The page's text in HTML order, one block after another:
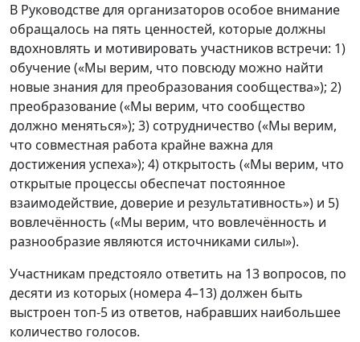
В Руководстве для организаторов особое внимание
обращалось на пять ценностей, которые должны
вдохновлять и мотивировать участников встречи: 1)
обучение («Мы верим, что повсюду можно найти
новые знания для преобразования сообщества»); 2)
преобразование («Мы верим, что сообщество
должно меняться»); 3) сотрудничество («Мы верим,
что совместная работа крайне важна для
достижения успеха»); 4) открытость («Мы верим, что
открытые процессы обеспечат постоянное
взаимодействие, доверие и результативность») и 5)
вовлечённость («Мы верим, что вовлечённость и
разнообразие являются источниками силы»).
Участникам предстояло ответить на 13 вопросов, по
десяти из которых (номера 4–13) должен быть
выстроен топ-5 из ответов, набравших наибольшее
количество голосов.